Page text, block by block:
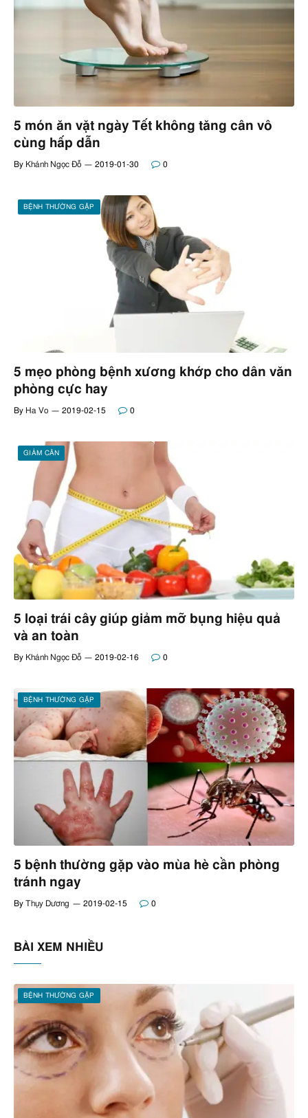
5 món ăn vặt ngày Tết không tăng cân vô
cùng hấp dẫn
By Khánh Ngọc Đỗ 2019-01-30 0
BỆNH THƯỜNG GẶP
5 mẹo phòng bệnh xương khớp cho dân văn
phòng cực hay
By Ha Vo 2019-02-15 0
GIẢM CÂN
5 loại trái cây giúp giảm mỡ bụng hiệu quả
và an toàn
By Khánh Ngọc Đỗ 2019-02-16 0
BỆNH THƯỜNG GẶP
5 bệnh thường gặp vào mùa hè cần phòng
tránh ngay
By Thụy Dương 2019-02-15 0
BÀI XEM NHIỀU
BỆNH THƯỜNG GẶP